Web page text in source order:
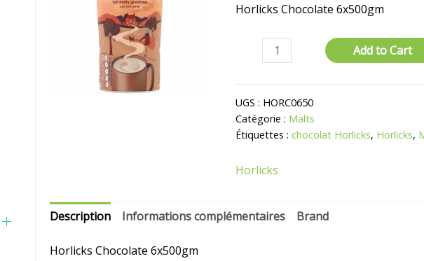
Horlicks Chocolate 6x500gm
quantité
Horlicks
Add to Cart
UGS : HORC0650
Catégorie : Malts
Étiquettes :chocolat Horlicks, Horlicks,
Horlicks
Description Informations complémentaires Brand
Horlicks Chocolate 6x500gm